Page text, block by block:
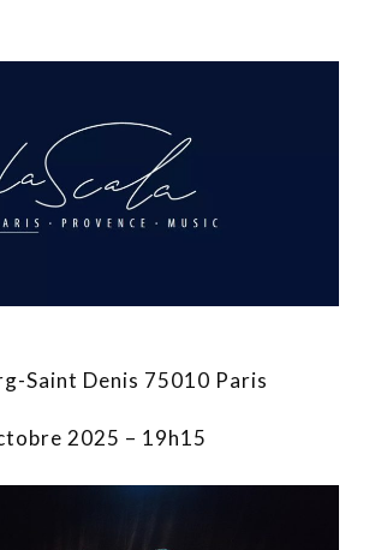
Saint Denis 75010 Paris
2025 – 19h15